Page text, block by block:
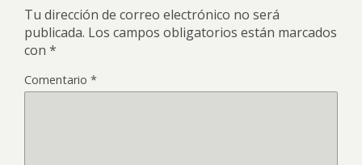
Tu dirección de correo electrónico no será
publicada. Los campos obligatorios están marcados
con *
Comentario *